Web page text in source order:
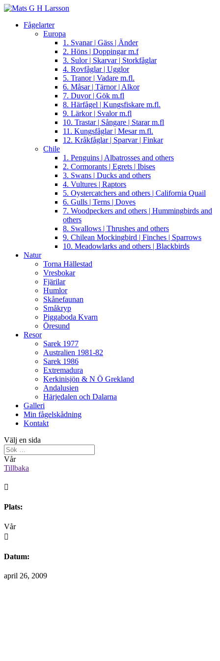
Fågelarter
Europa
1. Svanar | Gäss | Änder
2. Höns | Doppingar m.f
3. Sulor | Skarvar | Storkfåglar
4. Rovfåglar | Ugglor
5. Tranor | Vadare m.fl.
6. Måsar | Tärnor | Alkor
7. Duvor | Gök m.fl
8. Härfågel | Kungsfiskare m.fl.
9. Lärkor | Svalor m.fl
10. Trastar | Sångare | Starar m.fl
11. Kungsfåglar | Mesar m.fl.
12. Kråkfåglar | Sparvar | Finkar
Chile
1. Penguins | Albatrosses and others
2. Cormorants | Egrets | Ibises
3. Swans | Ducks and others
4. Vultures | Raptors
5. Oystercatchers and others | California Quail
6. Gulls | Terns | Doves
7. Woodpeckers and others | Hummingbirds and
others
8. Swallows | Thrushes and others
9. Chilean Mockingbird | Finches | Sparrows
10. Meadowlarks and others | Blackbirds
Natur
Torna Hällestad
Vresbokar
Fjärilar
Humlor
Skånefaunan
Småkryp
Piggaboda Kvarn
Öresund
Resor
Sarek 1977
Australien 1981-82
Sarek 1986
Extremadura
Kerkinisjön & N Ö Grekland
Andalusien
Härjedalen och Dalarna
Galleri
Min fågelskådning
Kontakt
Välj en sida
Vår
Tillbaka

Plats:
Vår

Datum:
april 26, 2009